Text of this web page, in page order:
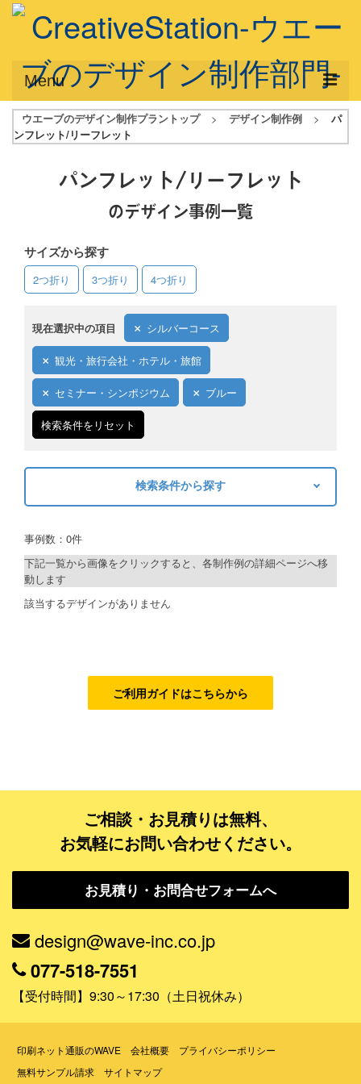
Menu
サービス概要
デザインアシスト
フルデザイン
データ修正
写真からイラスト作成
デザイン制作例
ご利用料金
ご利用ガイド
ご利用の流れ
キャンセルについて
資料をダウンロード
ご利用規約
ウエーブのデザイン制作プラントップ > デザイン制作例 >
パ
ンフレット/リーフレット
パンフレット/リーフレット
のデザイン事例一覧
サイズから探す
2つ折り 3つ折り 4つ折り
現在選択中の項目 シルバーコース
観光・旅行会社・ホテル・旅館
セミナー・シンポジウム ブルー
検索条件をリセット
検索条件から探す
制作プランで探す
シルバーコース
ジャンルで探す
飲食店・カフェ
学校・塾・習い事
コンサート・ライブ・演劇
事例数：0件
下記一覧から画像をクリックすると、各制作例の詳細ページへ移
動します
該当するデザインがありません
ご利用ガイドはこちらから
ご相談・お見積りは無料、
お気軽にお問い合わせください。
お見積り・お問合せフォームへ
design@wave-inc.co.jp
077-518-7551
【受付時間】9:30～17:30（土日祝休み）
印刷ネット通販のWAVE 会社概要
プライバシーポリシー
無料サンプル請求
サイトマップ